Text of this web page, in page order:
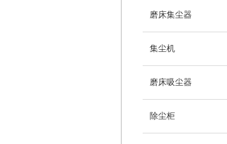
磨床集尘器
集尘机
磨床吸尘器
除尘柜